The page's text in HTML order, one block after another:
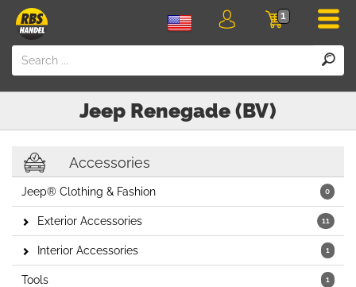
Cart
1
Login
Jeep Renegade (BV)
Accessories
0
Jeep® Clothing & Fashion
11
Exterior Accessories
1
Interior Accessories
1
Tools